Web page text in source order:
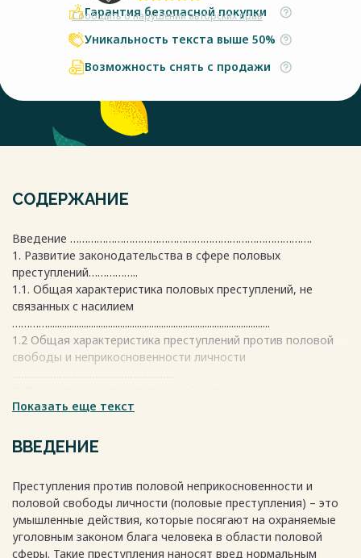
Сообщить о нарушении авторских прав
Гарантия безопасной покупки
Уникальность текста выше 50%
Возможность снять с продажи
СОДЕРЖАНИЕ
Введение ……………………………………………………………………….
1. Развитие законодательства в сфере половых
преступлений……………..
1.1. Общая характеристика половых преступлений, не
связанных с насилием
…………............................................................................................
1.2 Общая характеристика преступлений против половой
свободы и неприкосновенности личности
половой свободы личности, совершаемые насильственным
2.1. Угроза убийством и угроза причинением тяжкого вреда
здоровью при насильственных действиях сексуального
…….......................................................................................................................
2.2 Разграничение насильственных действий сексуального
характера от развратных действий
……………………………………………………………………
Показать еще текст
ВВЕДЕНИЕ
Преступления против половой неприкосновенности и
половой свободы личности (половые преступления) – это
умышленные действия, которые посягают на охраняемые
уголовным законом блага человека в области половой
сферы. Такие преступления наносят вред нормальным